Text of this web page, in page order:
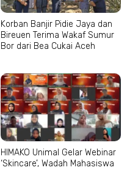
Korban Banjir Pidie Jaya dan
Bireuen Terima Wakaf Sumur
Bor dari Bea Cukai Aceh
HIMAKO Unimal Gelar Webinar
‘Skincare’, Wadah Mahasiswa